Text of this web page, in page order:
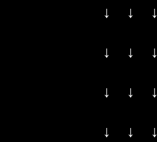
↓ ↓ ↓
↓ ↓ ↓
↓ ↓ ↓
↓ ↓ ↓